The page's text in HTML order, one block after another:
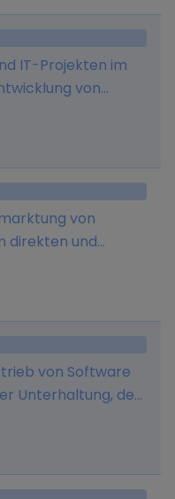
IT-Projekten im
von
Vermarktung
von
direkten und
Erbringung von
von Software
Unterhaltung, der
und der
und anderen
der Betrieb